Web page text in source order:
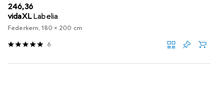
EUR
246,36
vidaXL Labelia
Federkern, 180 x 200 cm
6